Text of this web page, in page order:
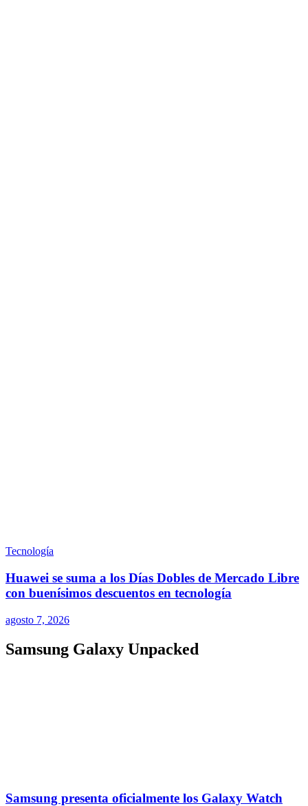
Tecnología
Huawei se suma a los Días Dobles de Mercado Libre
con buenísimos descuentos en tecnología
agosto 7, 2026
Samsung Galaxy Unpacked
Samsung presenta oficialmente los Galaxy Watch